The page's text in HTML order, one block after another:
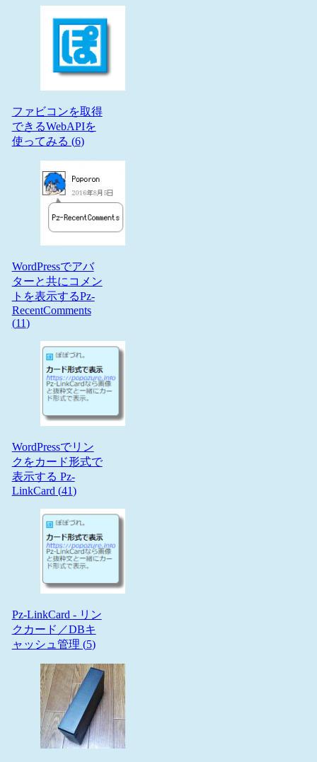
ファビコンを取得
できるWebAPIを
使ってみる (6)
WordPressでアバ
ターと共にコメン
トを表示するPz-
RecentComments
(11)
WordPressでリン
クをカード形式で
表示する Pz-
LinkCard (41)
Pz-LinkCard - リン
クカード／DBキ
ャッシュ管理 (5)